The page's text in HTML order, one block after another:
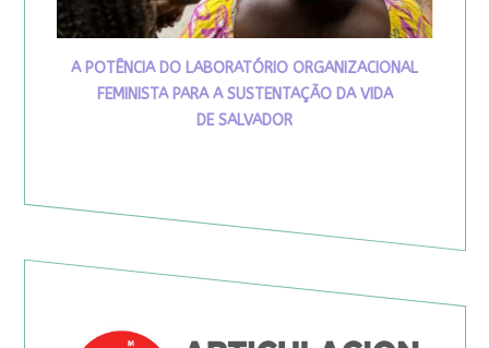
A POTÊNCIA DO LABORATÓRIO ORGANIZACIONAL
FEMINISTA PARA A SUSTENTAÇÃO DA VIDA
DE SALVADOR